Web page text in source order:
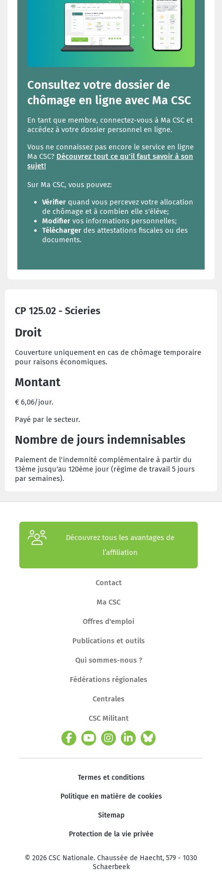
Consultez votre dossier de
chômage en ligne avec Ma CSC
En tant que membre, connectez-vous à Ma CSC et
accédez à votre dossier personnel en ligne.
Vous ne connaissez pas encore le service en ligne
Ma CSC? Découvrez tout ce qu'il faut savoir à son
sujet!
Sur Ma CSC, vous pouvez:
Vérifier quand vous percevez votre allocation
de chômage et à combien elle s'élève;
Modifier vos informations personnelles;
Télécharger des attestations fiscales ou des
documents.
CP 125.02 - Scieries
Droit
Couverture uniquement en cas de chômage temporaire
pour raisons économiques.
Montant
€ 6,06/jour.
Payé par le secteur.
Nombre de jours indemnisables
Paiement de l'indemnité complémentaire à partir du
13ème jusqu'au 120ème jour (régime de travail 5 jours
par semaines).
Découvrez tous les avantages de
l’affiliation
Contact
Ma CSC
Offres d'emploi
Publications et outils
Qui sommes-nous ?
Fédérations régionales
Centrales
CSC Militant
Termes et conditions
Politique en matière de cookies
Sitemap
Protection de la vie privée
© 2026 CSC Nationale. Chaussée de Haecht, 579 - 1030
Schaerbeek